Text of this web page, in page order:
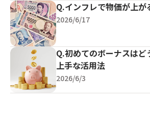
Q.インフレで物価が上が
2026/6/17
Q.初めてのボーナスは
上手な活用法
2026/6/3